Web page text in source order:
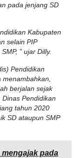
pada jenjang SD
Kabupaten
selain PIP
” ujar Dilly.
Pendidikan
menambahkan,
berjalan sejak
Pendidikan
tahun 2020
SD ataupun SMP
pada